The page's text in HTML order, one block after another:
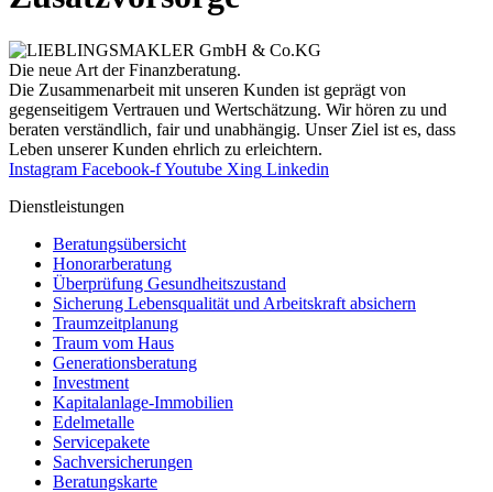
Die neue Art der Finanzberatung.
Die Zusammenarbeit mit unseren Kunden ist geprägt von
gegenseitigem Vertrauen und Wertschätzung. Wir hören zu und
beraten verständlich, fair und unab­hängig. Unser Ziel ist es, dass
Leben unserer Kunden ehrlich zu erleichtern.
Instagram Facebook-fYoutube Xing Linkedin
Dienst­leistungen
Beratungsübersicht
Honorar­beratung
Überprüfung Gesundheits­zustand
Sicherung Lebensqualität und Arbeitskraft absichern
Traumzeit­planung
Traum vom Haus
Generationsberatung
Investment
Kapitalanlage-Immobilien
Edelmetalle
Servicepakete
Sachversicherungen
Beratungskarte